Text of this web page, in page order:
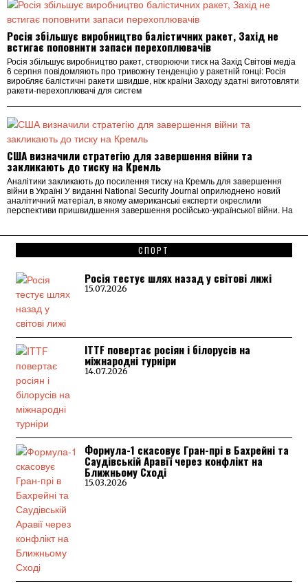
Росія збільшує виробництво балістичних ракет, Захід не
встигає поповнити запаси перехоплювачів
Росія збільшує виробництво ракет, створюючи тиск на Захід Світові медіа
6 серпня повідомляють про тривожну тенденцію у ракетній гонці: Росія
виробляє балістичні ракети швидше, ніж країни Заходу здатні виготовляти
ракети-перехоплювачі для систем
США визначили стратегію для завершення війни та
закликають до тиску на Кремль
Аналітики закликають до посилення тиску на Кремль для завершення
війни в Україні У виданні National Security Journal оприлюднено новий
аналітичний матеріал, в якому американські експерти окреслили
перспективи пришвидшення завершення російсько-української війни. На
СПОРТ
Росія тестує шлях назад у світові лижі
15.07.2026
ITTF повертає росіян і білорусів на
міжнародні турніри
14.07.2026
Формула-1 скасовує Гран-прі в Бахрейні та
Саудівській Аравії через конфлікт на
Ближньому Сході
15.03.2026